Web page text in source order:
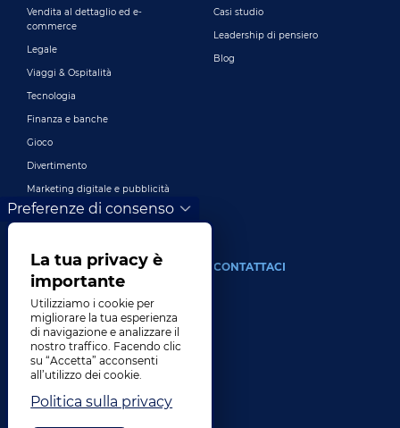
Vendita al dettaglio ed e-
commerce
Legale
Viaggi & Ospitalità
Tecnologia
Finanza e banche
Gioco
Divertimento
Marketing digitale e pubblicità
Più industrie
Casi studio
Leadership di pensiero
Blog
DI
La nostra azienda
Comando
Storia
Carriere
Luoghi
CONTATTACI
Preferenze di consenso
La tua privacy è
importante
Utilizziamo i cookie per
migliorare la tua esperienza
di navigazione e analizzare il
nostro traffico. Facendo clic
su “Accetta” acconsenti
all’utilizzo dei cookie.
Politica sulla privacy